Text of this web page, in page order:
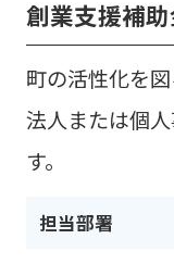
創業支援補
町の活性化を
法人または個
す。
担当部署